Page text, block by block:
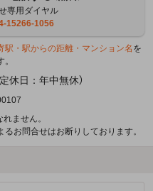
専用ダイヤル
15266-1056
駅・駅からの距離・マンション名 を
休日：年中無休）
ません。
お問合せはお断りしております。